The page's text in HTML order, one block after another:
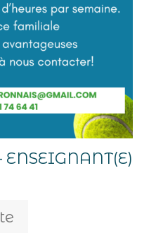
ENSEIGNANT(E)